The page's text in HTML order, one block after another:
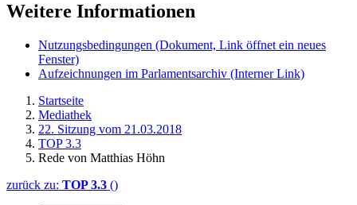
Weitere Informationen
Nutzungsbedingungen (Dokument, Link öffnet ein neues
Fenster)
Aufzeichnungen im Parlamentsarchiv (Interner Link)
Startseite
Mediathek
22. Sitzung vom 21.03.2018
TOP 3.3
Rede von Matthias Höhn
zurück zu: TOP 3.3 ()